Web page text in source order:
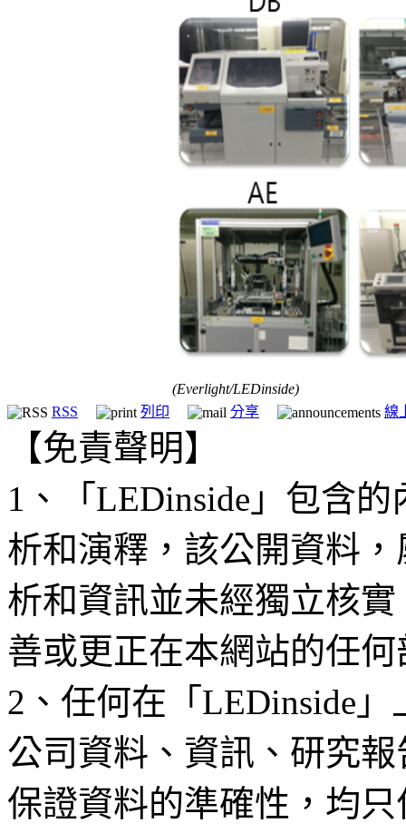
(Everlight/LEDinside)
RSS
列印 分享 線
【免責聲明】
1、「LEDinside」包含
析和演釋，該公開資料
析和資訊並未經獨立核
善或更正在本網站的任
2、任何在「LEDinside
公司資料、資訊、研究
保證資料的準確性，均